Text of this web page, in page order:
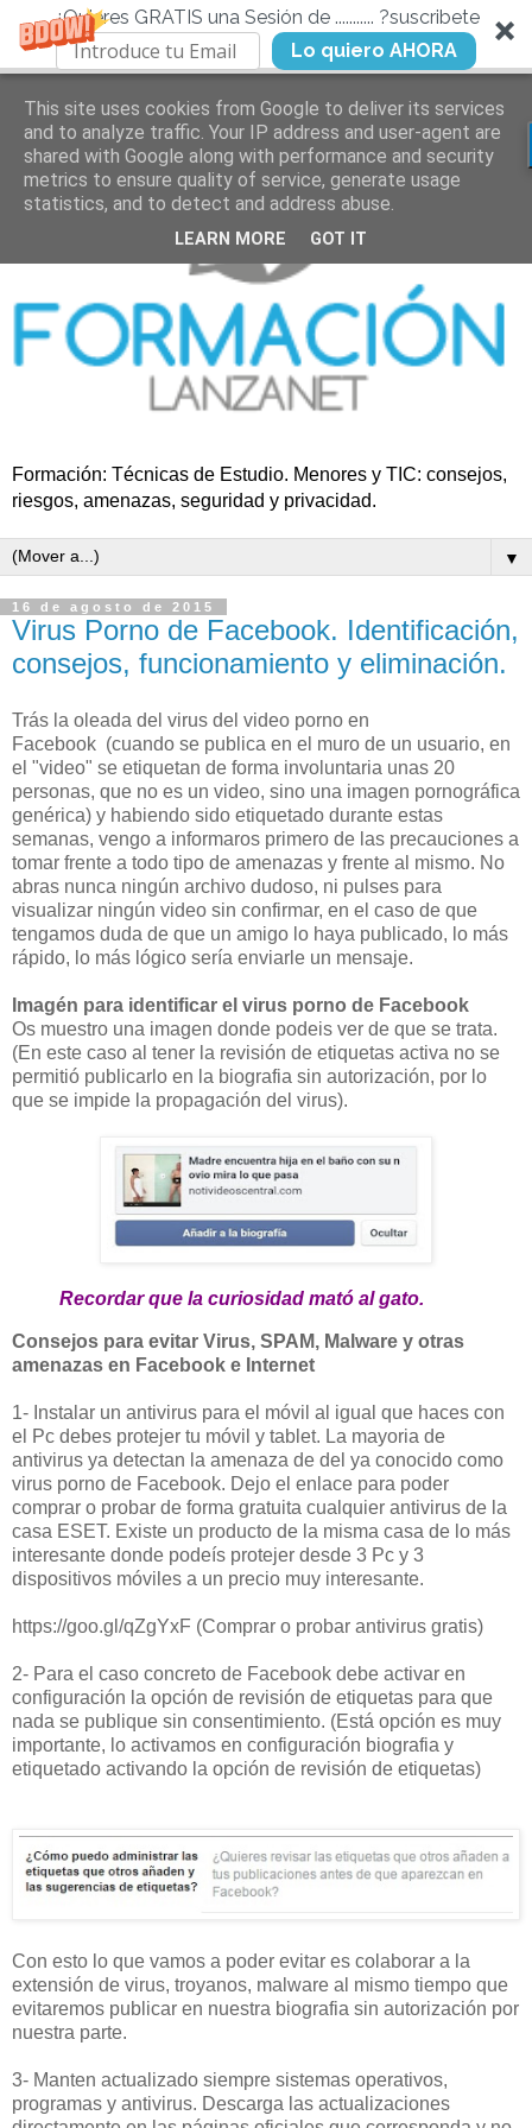
¿Quieres GRATIS una Sesión de ........... ?suscribete
Lo quiero AHORA
Formación: Técnicas de Estudio. Menores y TIC: consejos,
riesgos, amenazas, seguridad y privacidad.
▼
16 de agosto de 2015
Virus Porno de Facebook. Identificación,
consejos, funcionamiento y eliminación.
Trás la oleada del virus del video porno en
Facebook (cuando se publica en el muro de un usuario, en
el "video" se etiquetan de forma involuntaria unas 20
personas, que no es un video, sino una imagen pornográfica
genérica) y habiendo sido etiquetado durante estas
semanas, vengo a informaros primero de las precauciones a
tomar frente a todo tipo de amenazas y frente al mismo. No
abras nunca ningún archivo dudoso, ni pulses para
visualizar ningún video sin confirmar, en el caso de que
tengamos duda de que un amigo lo haya publicado, lo más
rápido, lo más lógico sería enviarle un mensaje.
Imagén para identificar el virus porno de Facebook
Os muestro una imagen donde podeis ver de que se trata.
(En este caso al tener la revisión de etiquetas activa no se
permitió publicarlo en la biografia sin autorización, por lo
que se impide la propagación del virus).
Recordar que la curiosidad mató al gato.
Consejos para evitar Virus, SPAM, Malware y otras
amenazas en Facebook e Internet
1- Instalar un antivirus para el móvil al igual que haces con
el Pc debes protejer tu móvil y tablet. La mayoria de
antivirus ya detectan la amenaza de del ya conocido como
virus porno de Facebook. Dejo el enlace para poder
comprar o probar de forma gratuita cualquier antivirus de la
casa ESET. Existe un producto de la misma casa de lo más
interesante donde podeís protejer desde 3 Pc y 3
dispositivos móviles a un precio muy interesante.
https://goo.gl/qZgYxF (Comprar o probar antivirus gratis)
2- Para el caso concreto de Facebook debe activar en
configuración la opción de revisión de etiquetas para que
nada se publique sin consentimiento. (Está opción es muy
importante, lo activamos en configuración biografia y
etiquetado activando la opción de revisión de etiquetas)
Con esto lo que vamos a poder evitar es colaborar a la
extensión de virus, troyanos, malware al mismo tiempo que
evitaremos publicar en nuestra biografia sin autorización por
nuestra parte.
3- Manten actualizado siempre sistemas operativos,
programas y antivirus. Descarga las actualizaciones
This site uses cookies from Google to deliver its services
and to analyze traffic. Your IP address and user-agent are
shared with Google along with performance and security
metrics to ensure quality of service, generate usage
statistics, and to detect and address abuse.
LEARN MORE GOT IT